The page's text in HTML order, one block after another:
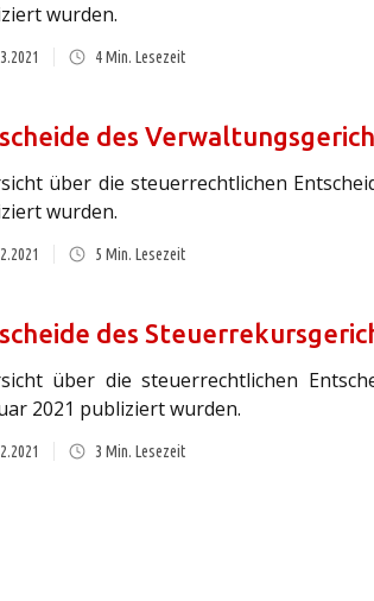
wurden.
4Min. Lesezeit
des
über die steuerrechtlichen
wurden.
5 Min. Lesezeit
des
über die steuerrechtlichen
2021 publiziert wurden.
3 Min. Lesezeit